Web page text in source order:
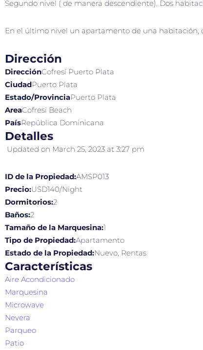
Segundo nivel ( de manera descendiente). Dos
En el último nivel un apartamento de una habitación,
Dirección
DirecciónCofresí Puerto Plata
CiudadPuerto Plata
Estado/ProvinciaPuerto Plata
AreaCofresi Beach
PaísRepública Dominicana
Detalles
Updated on March 25, 2023 at 3:27 pm
ID de la Propiedad:AMSP013
Precio:USD140/Night
Dormitorios:2
Baños:2
Tamaño de la Marquesina:1
Tipo de Propiedad:Apartamento
Estado de la Propiedad:Nuevo, Rentas
Características
Aire Acondicionado
Marquesina
Microwave
Nevera
Parqueo
Patio